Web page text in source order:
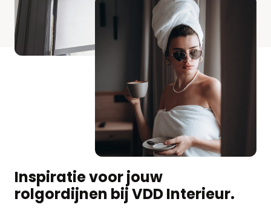
Inspiratie voor jouw
rolgordijnen bij VDD Interieur.